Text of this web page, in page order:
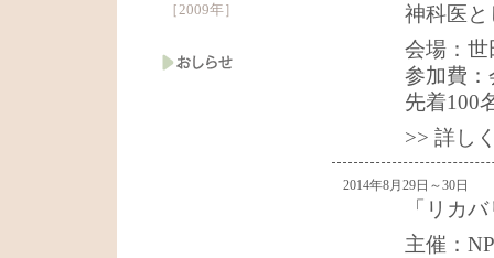
［2009年］
神科医と
会場：世
参加費：
先着100
>> 詳し
2014年8月29日～30日
「リカ
主催：